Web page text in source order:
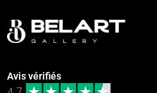
Avis vérifiés